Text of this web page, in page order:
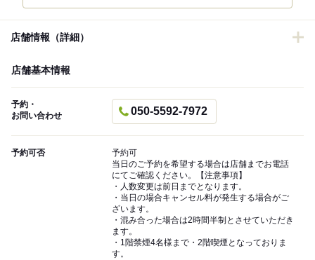
店舗情報（詳細）
店舗基本情報
予約・
お問い合わせ
050-5592-7972
予約可否
予約可
当日のご予約を希望する場合は店舗までお電話
にてご確認ください。【注意事項】
・人数変更は前日までとなります。
・当日の場合キャンセル料が発生する場合がご
ざいます。
・混み合った場合は2時間半制とさせていただき
ます。
・1階禁煙4名様まで・2階喫煙となっておりま
す。